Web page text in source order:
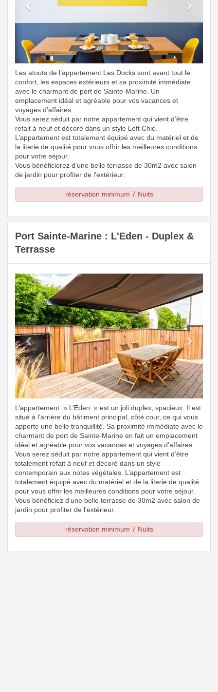
Les atouts de l’appartement Les Docks sont avant tout le
confort, les espaces extérieurs et sa proximité immédiate
avec le charmant de port de Sainte-Marine. Un
emplacement idéal et agréable pour vos vacances et
voyages d’affaires.
Vous serez séduit par notre appartement qui vient d’être
refait à neuf et décoré dans un style Loft Chic.
L’appartement est totalement équipé avec du matériel et de
la literie de qualité pour vous offrir les meilleures conditions
pour votre séjour.
Vous bénéficierez d’une belle terrasse de 30m2 avec salon
de jardin pour profiter de l’extérieur.
réservation minimum 7 Nuits
Port Sainte-Marine : L'Eden - Duplex &
Terrasse
Previous Next
L’appartement » L’Eden » est un joli duplex, spacieux. Il est
situé à l’arrière du bâtiment principal, côté cour, ce qui vous
apporte une belle tranquillité. Sa proximité immédiate avec le
charmant de port de Sainte-Marine en fait un emplacement
idéal et agréable pour vos vacances et voyages d’affaires.
Vous serez séduit par notre appartement qui vient d’être
totalement refait à neuf et décoré dans un style
contemporain aux notes végétales. L’appartement est
totalement équipé avec du matériel et de la literie de qualité
pour vous offrir les meilleures conditions pour votre séjour.
Vous bénéficiez d’une belle terrasse de 30m2 avec salon de
jardin pour profiter de l’extérieur.
réservation minimum 7 Nuits